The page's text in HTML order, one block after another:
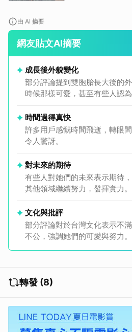
由 AI 摘要
網友貼文AI摘要
成長後外貌變化
部分評論提到雙胞胎長大後的
時候那樣可愛，甚至有些人認
時間過得真快
許多用戶感慨時間飛逝，轉眼
令人驚訝。
對未來的期待
有些人對她們的未來表示期待
其他領域繼續努力，發揮實力。
文化與批評
部分評論對於台灣文化表示不
不公，強調她們的可愛與努力。
轉發 (8)
取消